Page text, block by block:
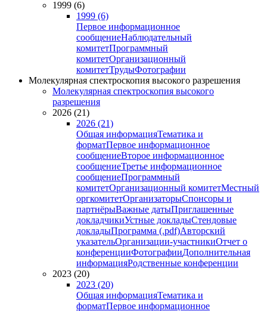
1999 (6)
1999 (6)
Первое информационное
сообщениеНаблюдательный
комитетПрограммный
комитетОрганизационный
комитетТрудыФотографии
Молекулярная спектроскопия высокого разрешения
Молекулярная спектроскопия высокого
разрешения
2026 (21)
2026 (21)
Общая информацияТематика и
форматПервое информационное
сообщениеВторое информационное
сообщениеТретье информационное
сообщениеПрограммный
комитетОрганизационный комитетМестный
оргкомитетОрганизаторыСпонсоры и
партнёрыВажные датыПриглашенные
докладчикиУстные докладыСтендовые
докладыПрограмма (.pdf)Авторский
указательОрганизации-участникиОтчет о
конференцииФотографииДополнительная
информацияРодственные конференции
2023 (20)
2023 (20)
Общая информацияТематика и
форматПервое информационное